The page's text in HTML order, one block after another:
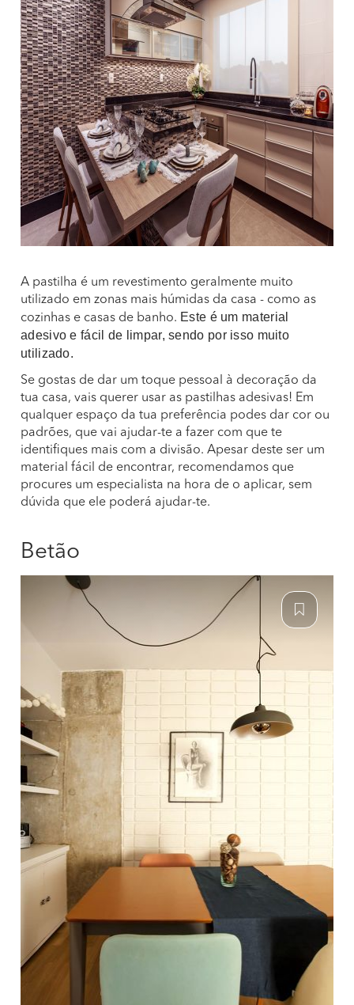
A pastilha é um revestimento geralmente muito
utilizado em zonas mais húmidas da casa - como as
cozinhas e casas de banho. Este é um material
adesivo e fácil de limpar, sendo por isso muito
utilizado.
Se gostas de dar um toque pessoal à decoração da
tua casa, vais querer usar as pastilhas adesivas! Em
qualquer espaço da tua preferência podes dar cor ou
padrões, que vai ajudar-te a fazer com que te
identifiques mais com a divisão. Apesar deste ser um
material fácil de encontrar, recomendamos que
procures um especialista na hora de o aplicar, sem
dúvida que ele poderá ajudar-te.
Betão